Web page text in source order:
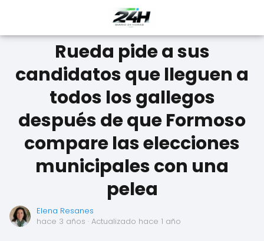
Rueda pide a sus
candidatos que lleguen a
todos los gallegos
después de que Formoso
compare las elecciones
municipales con una
pelea
Elena Resanes
hace 3 años · Actualizado hace 1 año